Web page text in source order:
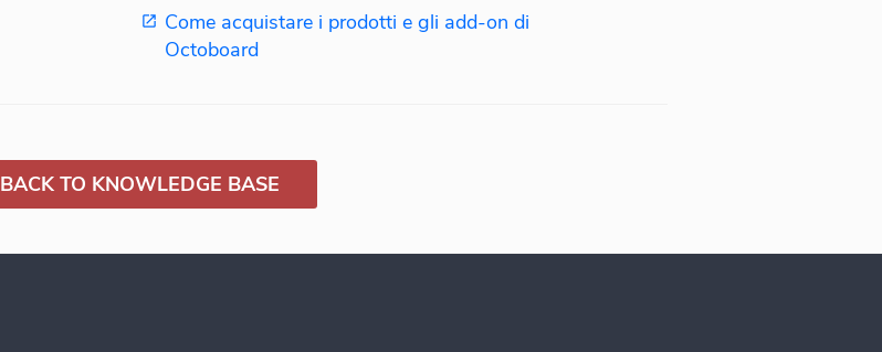
Come acquistare i prodotti e gli add-on di
Octoboard
BACK TO KNOWLEDGE BASE